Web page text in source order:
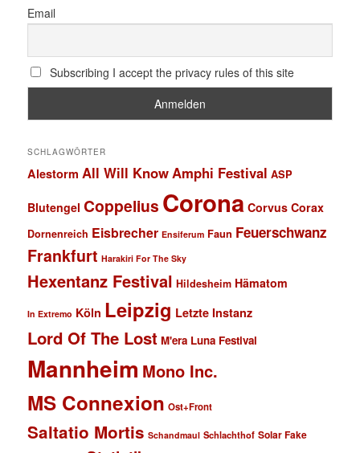
Email
Subscribing I accept the privacy rules of this site
SCHLAGWÖRTER
Alestorm All Will KnowAmphi Festival ASP
Blutengel Coppelius Corona Corvus Corax
Dornenreich Eisbrecher Ensiferum Faun Feuerschwanz
Frankfurt Harakiri For The Sky
Hexentanz Festival Hildesheim Hämatom
In Extremo Köln Leipzig Letzte Instanz
Lord Of The Lost M'era Luna Festival
Mannheim Mono Inc.
MS Connexion Ost+Front
Saltatio Mortis Schandmaul Schlachthof Solar Fake